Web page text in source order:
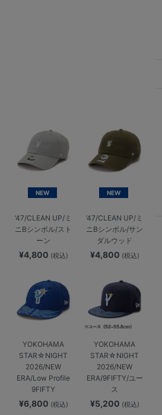
NEW
’47/CLEAN UP/ミ
ニBシンボル/スト
ーン
¥4,800 (税込)
NEW
’47/CLEAN UP/ミ
ニBシンボル/サン
ダルウッド
¥4,800 (税込)
YOKOHAMA
STAR☆NIGHT
2026/NEW
ERA/Low Profile
9FIFTY
¥6,800 (税込)
YOKOHAMA
STAR☆NIGHT
2026/NEW
ERA/9FIFTY/ユー
ス
¥5,200 (税込)